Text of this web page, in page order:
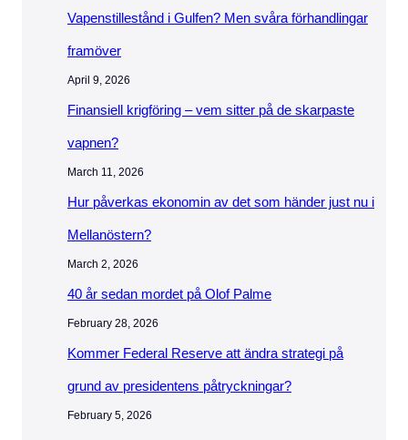
Vapenstillestånd i Gulfen? Men svåra förhandlingar
framöver
April 9, 2026
Finansiell krigföring – vem sitter på de skarpaste
vapnen?
March 11, 2026
Hur påverkas ekonomin av det som händer just nu i
Mellanöstern?
March 2, 2026
40 år sedan mordet på Olof Palme
February 28, 2026
Kommer Federal Reserve att ändra strategi på
grund av presidentens påtryckningar?
February 5, 2026